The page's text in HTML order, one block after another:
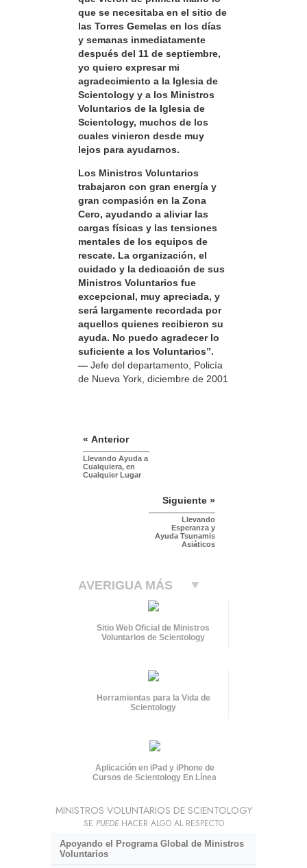
que se necesitaba en el sitio de
las Torres Gemelas en los días
y semanas inmediatamente
después del 11 de septiembre,
yo quiero expresar mi
agradecimiento a la Iglesia de
Scientology y a los Ministros
Voluntarios de la Iglesia de
Scientology, muchos de los
cuales vinieron desde muy
lejos para ayudarnos.
Los Ministros Voluntarios
trabajaron con gran energía y
gran compasión en la Zona
Cero, ayudando a aliviar las
cargas físicas y las tensiones
mentales de los equipos de
rescate. La organización, el
cuidado y la dedicación de sus
Ministros Voluntarios fue
excepcional, muy apreciada, y
será largamente recordada por
aquellos quienes recibieron su
ayuda. No puedo agradecer lo
suficiente a los Voluntarios”.
— Jefe del departamento, Policía
de Nueva York, diciembre de 2001
« Anterior
Llevando Ayuda a
Cualquiera, en
Cualquier Lugar
Siguiente »
Llevando
Esperanza y
Ayuda Tsunamis
Asiáticos
AVERIGUA MÁS
Sitio Web Oficial de Ministros
Voluntarios de Scientology
Herramientas para la Vida de
Scientology
Aplicación en iPad y iPhone de
Cursos de Scientology En Línea
MINISTROS VOLUNTARIOS DE SCIENTOLOGY
SE PUEDEHACER ALGO AL RESPECTO
Apoyando el Programa Global de Ministros
Voluntarios